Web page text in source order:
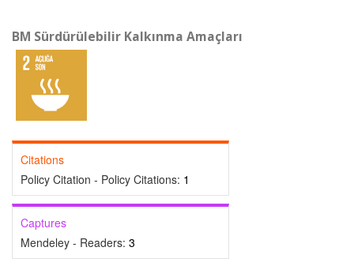
BM Sürdürülebilir Kalkınma Amaçları
Citations
Policy Citation - Policy Citations: 1
Captures
Mendeley - Readers: 3